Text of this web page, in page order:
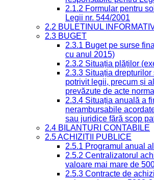
2.1.2 Formular pentru
Legii nr. 544/2001
2.2 BULETINUL
2.3 BUGET
2.3.1 Buget pe surse
cu anul 2015)
2.3.2 Situația plăților
2.3.3 Situația
potrivit legii, precum și
prevăzute de acte
2.3.4 Situația anuală a
nerambursabile
sau juridice fără scop
2.4 BILANȚURI CONTABILE
2.5 ACHIZIȚII PUBLICE
2.5.1 Programul anual
2.5.2 Centralizatorul
valoare mai mare de
2.5.3 Contracte de